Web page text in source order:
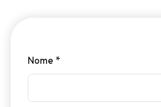
Nome *